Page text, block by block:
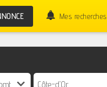
Mes recherches